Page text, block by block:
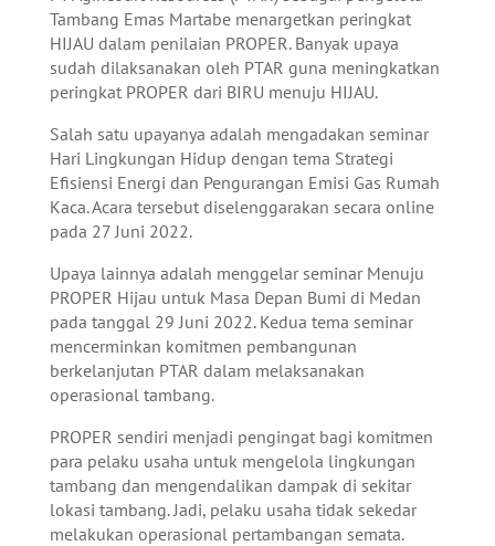
Tambang Emas Martabe menargetkan peringkat
HIJAU dalam penilaian PROPER. Banyak upaya
sudah dilaksanakan oleh PTAR guna meningkatkan
peringkat PROPER dari BIRU menuju HIJAU.
Salah satu upayanya adalah mengadakan seminar
Hari Lingkungan Hidup dengan tema Strategi
Efisiensi Energi dan Pengurangan Emisi Gas Rumah
Kaca. Acara tersebut diselenggarakan secara online
pada 27 Juni 2022.
Upaya lainnya adalah menggelar seminar Menuju
PROPER Hijau untuk Masa Depan Bumi di Medan
pada tanggal 29 Juni 2022. Kedua tema seminar
mencerminkan komitmen pembangunan
berkelanjutan PTAR dalam melaksanakan
operasional tambang.
PROPER sendiri menjadi pengingat bagi komitmen
para pelaku usaha untuk mengelola lingkungan
tambang dan mengendalikan dampak di sekitar
lokasi tambang. Jadi, pelaku usaha tidak sekedar
melakukan operasional pertambangan semata.